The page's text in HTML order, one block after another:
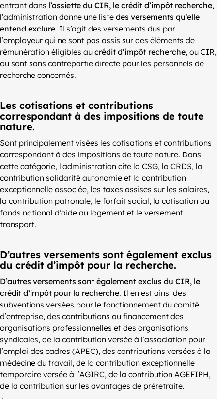
entrant dans l’assiette du CIR, le crédit d’impôt recherche,
l’administration donne une liste des versements qu’elle
entend exclure. Il s’agit des versements dus par
l’employeur qui ne sont pas assis sur des éléments de
rémunération éligibles au crédit d’impôt recherche, ou CIR,
ou sont sans contrepartie directe pour les personnels de
recherche concernés.
Les cotisations et contributions
correspondant à des impositions de toute
nature.
Sont principalement visées les cotisations et contributions
correspondant à des impositions de toute nature. Dans
cette catégorie, l’administration cite la CSG, la CRDS, la
contribution solidarité autonomie et la contribution
exceptionnelle associée, les taxes assises sur les salaires,
la contribution patronale, le forfait social, la cotisation au
fonds national d’aide au logement et le versement
transport.
D’autres versements sont également exclus
du crédit d’impôt pour la recherche.
D’autres versements sont également exclus du CIR, le
crédit d’impôt pour la recherche. Il en est ainsi des
subventions versées pour le fonctionnement du comité
d’entreprise, des contributions au financement des
organisations professionnelles et des organisations
syndicales, de la contribution versée à l’association pour
l’emploi des cadres (APEC), des contributions versées à la
médecine du travail, de la contribution exceptionnelle
temporaire versée à l’AGIRC, de la contribution AGEFIPH,
de la contribution sur les avantages de préretraite.